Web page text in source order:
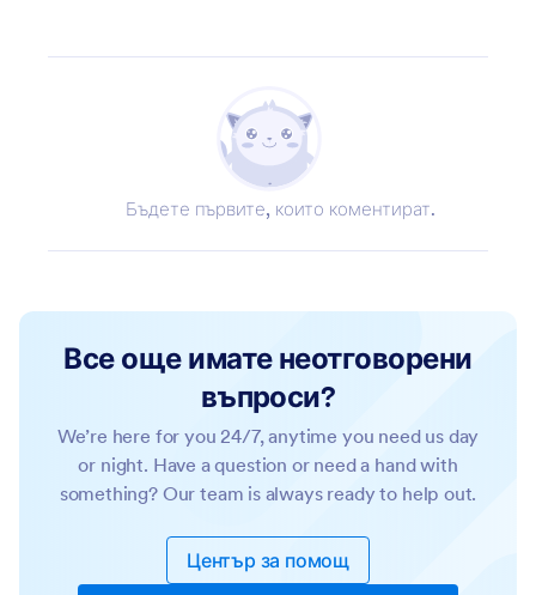
Бъдете първите, които коментират.
Все още имате неотговорени
въпроси?
We’re here for you 24/7, anytime you need us day
or night. Have a question or need a hand with
something? Our team is always ready to help out.
Център за помощ